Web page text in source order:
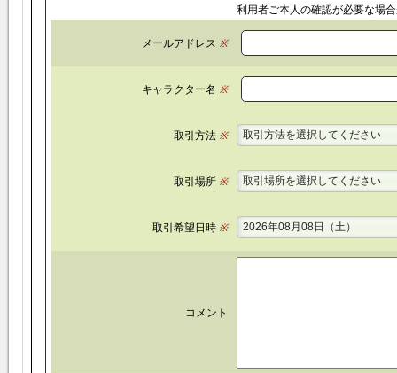
利用者ご本人の確認が必要な場
メールアドレス ※
キャラクター名 ※
取引方法※ 取引方法を選択してください
取引場所※ 取引場所を選択してください
取引希望日時※ 2026年08月08日（土）
コメント